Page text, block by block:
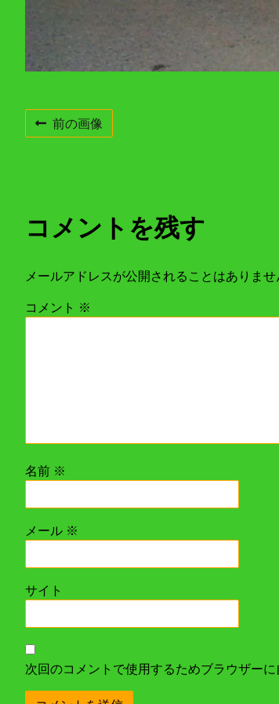
前の画像
コメントを残す
メールアドレスが公開されることはありませ
コメント ※
名前 ※
メール ※
サイト
次回のコメントで使用するためブラウザー